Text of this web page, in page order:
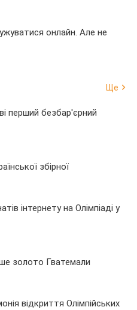
онлайн. Але не
Ще
перший безбар'єрний
збірної
інтернету на Олімпіаді у
золото Гватемали
відкриття Олімпійських